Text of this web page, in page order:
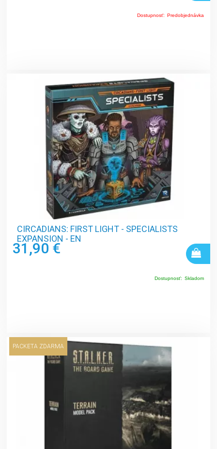
Dostupnosť: Predobjednávka
CIRCADIANS: FIRST LIGHT - SPECIALISTS
EXPANSION - EN
31,90 €
Dostupnosť: Skladom
PACKETA ZDARMA